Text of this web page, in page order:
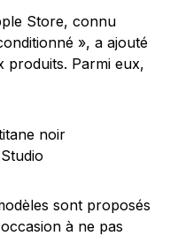
Store, connu
», a ajouté
produits. Parmi eux,
noir
sont proposés
à ne pas